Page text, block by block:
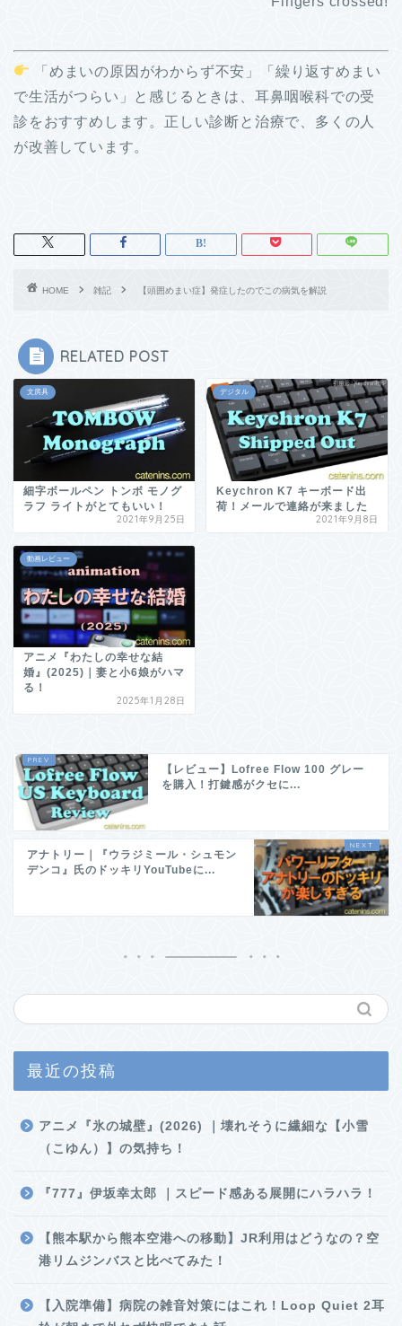
「めまいの原因がわからず不安」「繰り返すめまい
で生活がつらい」と感じるときは、耳鼻咽喉科での受
診をおすすめします。正しい診断と治療で、多くの人
が改善しています。
HOME 雑記 【頭囲めまい症】発症したのでこの病気を解説
RELATED POST
文房具
細字ボールペン トンボ モノグ
ラフ ライトがとてもいい！
2021年9月25日
デジタル
Keychron K7 キーボード出
荷！メールで連絡が来ました
2021年9月8日
動画レビュー
アニメ『わたしの幸せな結
婚』(2025)｜妻と小6娘がハマ
る！
2025年1月28日
【レビュー】Lofree Flow 100 グレー
を購入！打鍵感がクセに...
アナトリー｜『ウラジミール・シュモン
デンコ』氏のドッキリYouTubeに...
最近の投稿
アニメ『氷の城壁』(2026) ｜壊れそうに繊細な【小雪
（こゆん）】の気持ち！
『777』伊坂幸太郎 ｜スピード感ある展開にハラハラ！
【熊本駅から熊本空港への移動】JR利用はどうなの？空
港リムジンバスと比べてみた！
【入院準備】病院の雑音対策にはこれ！Loop Quiet 2耳